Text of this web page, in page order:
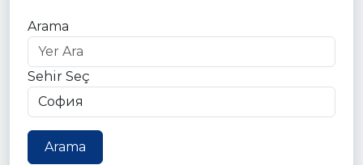
Arama
Sehir Seç
Arama